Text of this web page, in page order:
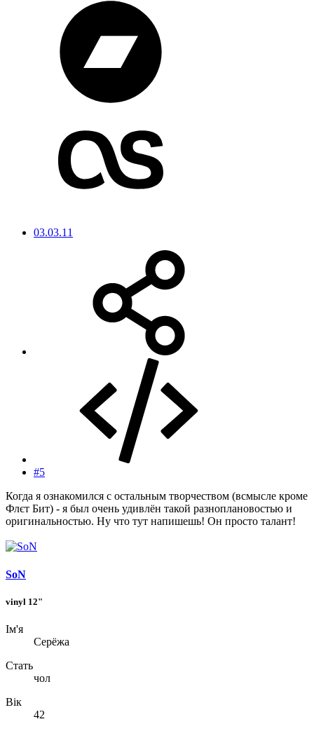
03.03.11
#5
Когда я ознакомился с остальным творчеством (всмысле кроме
Флєт Бит) - я был очень удивлён такой разноплановостью и
оригинальностью. Ну что тут напишешь! Он просто талант!
SoN
vinyl 12"
Ім'я
Серёжа
Стать
чол
Вік
42